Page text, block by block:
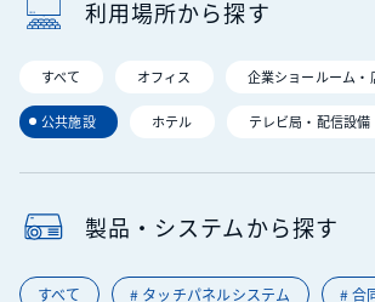
利用場所から探す
すべて オフィス 企業ショールーム・
公共施設 ホテル テレビ局・配信設備
製品・システムから探す
すべて # タッチパネルシステム #合